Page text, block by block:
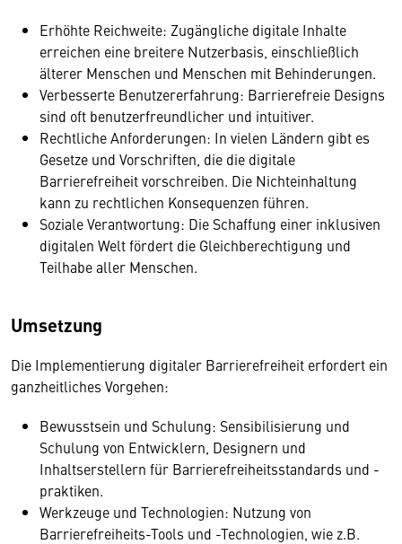
Erhöhte Reichweite: Zugängliche digitale Inhalte
erreichen eine breitere Nutzerbasis, einschließlich
älterer Menschen und Menschen mit Behinderungen.
Verbesserte Benutzererfahrung: Barrierefreie Designs
sind oft benutzerfreundlicher und intuitiver.
Rechtliche Anforderungen: In vielen Ländern gibt es
Gesetze und Vorschriften, die die digitale
Barrierefreiheit vorschreiben. Die Nichteinhaltung
kann zu rechtlichen Konsequenzen führen.
Soziale Verantwortung: Die Schaffung einer inklusiven
digitalen Welt fördert die Gleichberechtigung und
Teilhabe aller Menschen.
Umsetzung
Die Implementierung digitaler Barrierefreiheit erfordert ein
ganzheitliches Vorgehen:
Bewusstsein und Schulung: Sensibilisierung und
Schulung von Entwicklern, Designern und
Inhaltserstellern für Barrierefreiheitsstandards und -
praktiken.
Werkzeuge und Technologien: Nutzung von
Barrierefreiheits-Tools und -Technologien, wie z.B.